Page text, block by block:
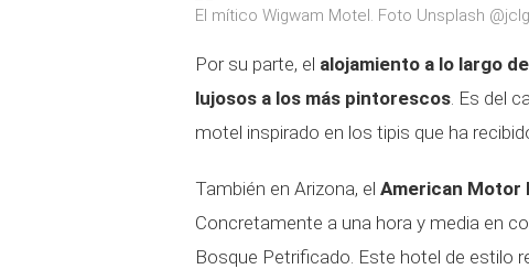
El mítico Wigwam Motel. Foto Unsplash
Por su parte, el alojamiento a lo largo
lujosos a los más pintorescos. Es del
motel inspirado en los tipis que ha
También en Arizona, el American Motor
Concretamente a una hora y media en
Bosque Petrificado. Este hotel de estilo